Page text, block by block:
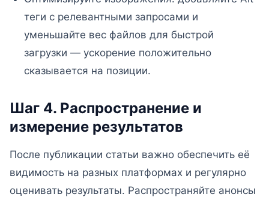
теги с релевантными запросами и
уменьшайте вес файлов для быстрой
загрузки — ускорение положительно
сказывается на позиции.
Шаг 4. Распространение и
измерение результатов
После публикации статьи важно обеспечить её
видимость на разных платформах и регулярно
оценивать результаты. Распространяйте анонсы